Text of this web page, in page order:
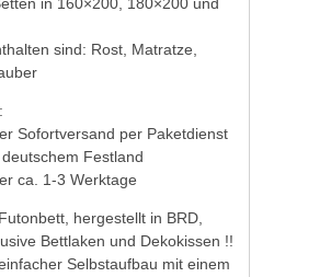
sind: Rost, Matratze,
Sofortversand per Paketdienst
Festland
ca. 1-3 Werktage
Futonbett, hergestellt in BRD,
Bettlaken und Dekokissen !!
Selbstaufbau mit einem